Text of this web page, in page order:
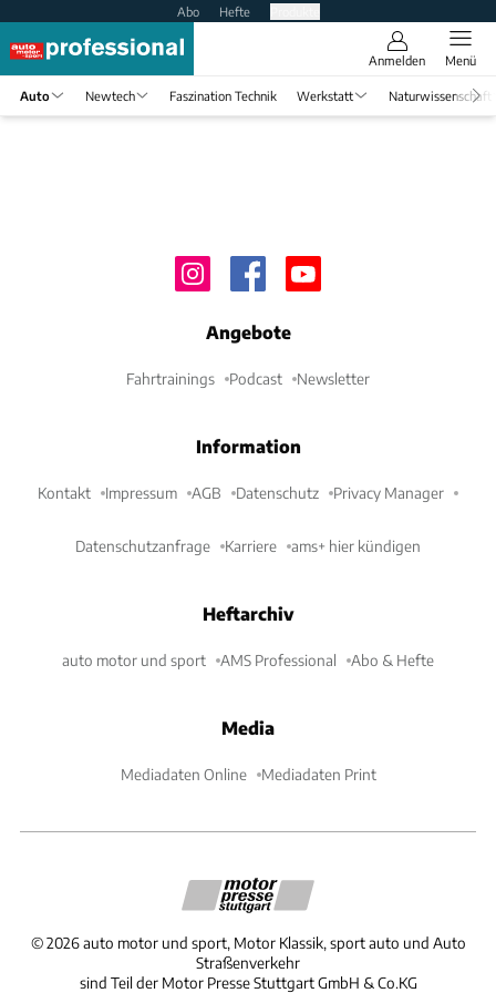
Abo Hefte
Anmelden Menü
Auto Newtech Faszination Technik Werkstatt Naturwissenschaft
Angebote
Fahrtrainings Podcast Newsletter
Information
Kontakt Impressum AGB Datenschutz Privacy Manager
Datenschutzanfrage Karriere ams+ hier kündigen
Heftarchiv
auto motor und sport AMS Professional Abo & Hefte
Media
Mediadaten Online Mediadaten Print
©2026 auto motor und sport, Motor Klassik, sport auto und Auto
Straßenverkehr
sind Teil der Motor Presse Stuttgart GmbH & Co.KG